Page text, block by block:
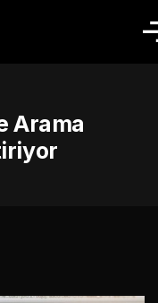
Arama